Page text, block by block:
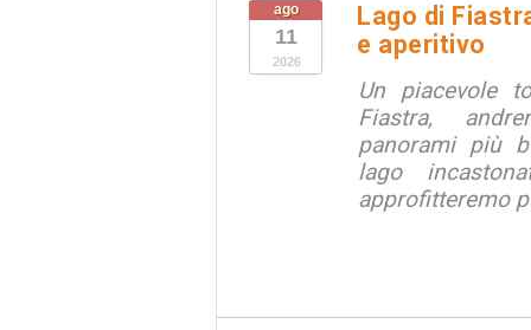
ago
11
2026
Lago di
e aperitivo
Un piacevole
Fiastra,
panorami più
lago
approfitteremo